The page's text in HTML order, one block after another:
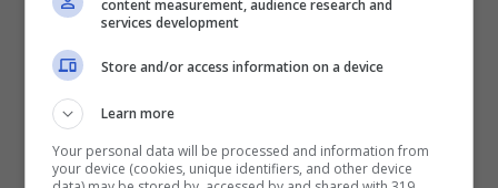
content measurement, audience research and
services development
Store and/or access information on a device
Learn more
Your personal data will be processed and information from
your device (cookies, unique identifiers, and other device